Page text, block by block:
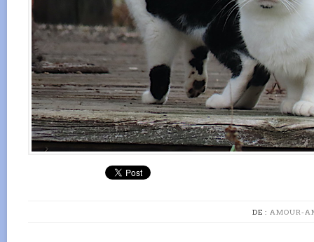
DE : AMOUR-